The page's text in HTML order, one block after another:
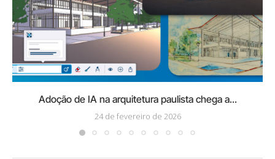
Adoção de IA na arquitetura paulista chega a...
24 de fevereiro de 2026